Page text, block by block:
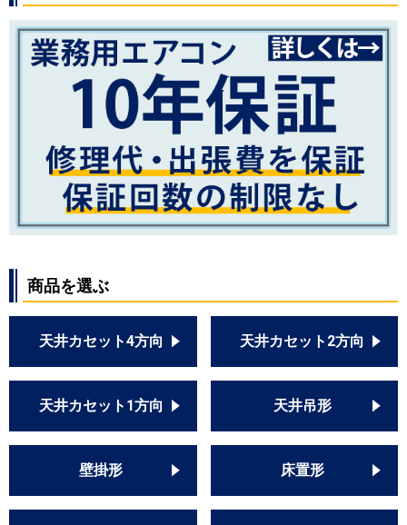
商品を選ぶ
天井カセット4方向 天井カセット2方向
天井カセット1方向 天井吊形
壁掛形 床置形